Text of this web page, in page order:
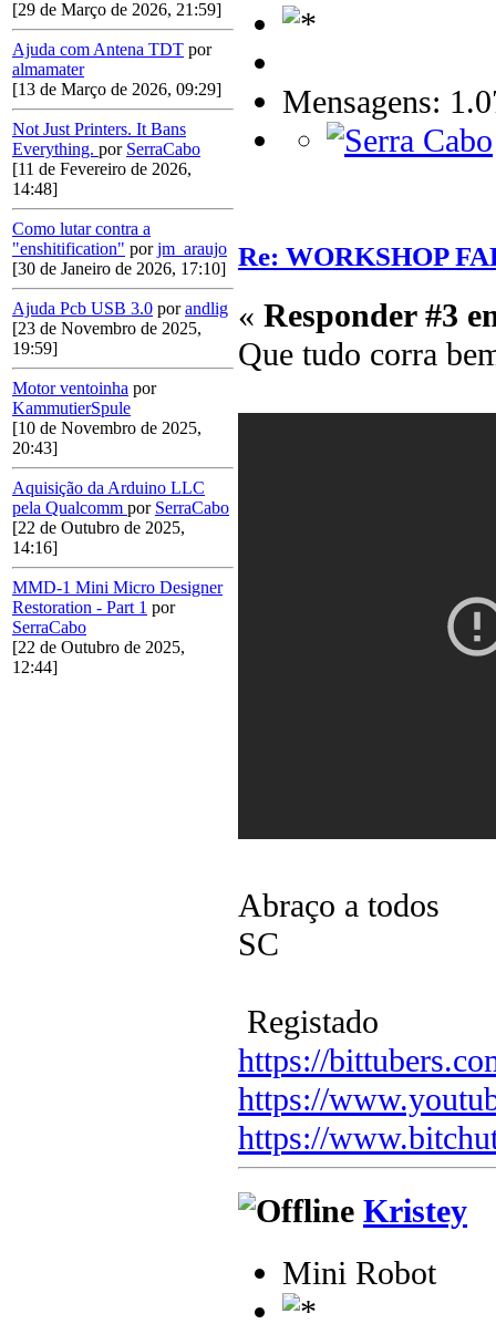
[29 de Março de 2026, 21:59]
Ajuda com Antena TDT por
almamater
[13 de Março de 2026, 09:29]
Not Just Printers. It Bans
Everything. por SerraCabo
[11 de Fevereiro de 2026,
14:48]
Como lutar contra a
"enshitification" porjm_araujo
[30 de Janeiro de 2026, 17:10]
Ajuda Pcb USB 3.0 porandlig
[23 de Novembro de 2025,
19:59]
Motor ventoinha por
KammutierSpule
[10 de Novembro de 2025,
20:43]
Aquisição da Arduino LLC
pela Qualcomm por SerraCabo
[22 de Outubro de 2025,
14:16]
MMD-1 Mini Micro Designer
Restoration - Part 1 por
SerraCabo
[22 de Outubro de 2025,
12:44]
Mensagens:
Re: WORKSHOP
« Responder #3
Que tudo corra
Abraço a todos
SC
Registado
https://
https://
https://
Kristey
Mini Robot